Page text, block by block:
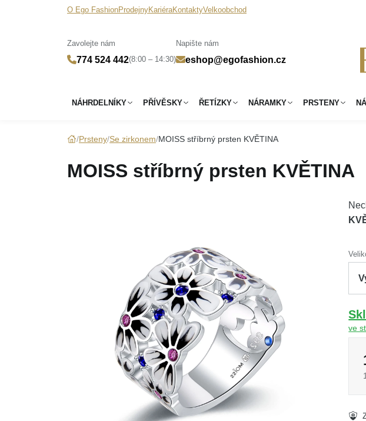
O Ego FashionProdejnyKariéraKontaktyVelkoobchod
Zavolejte nám
774 524 442(8:00 – 14:30)
Napište nám
eshop@egofashion.cz
NÁHRDELNÍKY PŘÍVĚSKY ŘETÍZKY NÁRAMKY PRSTENY
Prsteny Se zirkonem MOISS stříbrný prsten KVĚTINA
MOISS stříbrný prsten KVĚTINA
ve